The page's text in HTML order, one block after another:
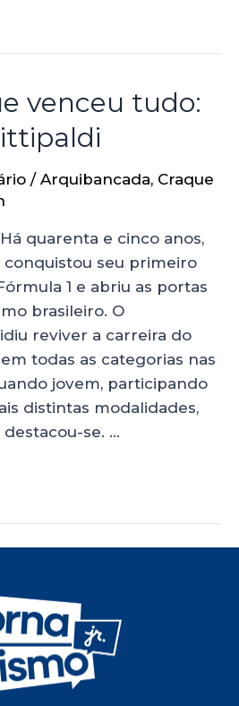
venceu tudo:
/ Arquibancada, Craque
quarenta e cinco anos,
seu primeiro
1 e abriu as portas
brasileiro. O
reviver a carreira do
todas as categorias nas
jovem, participando
distintas modalidades,
se. …